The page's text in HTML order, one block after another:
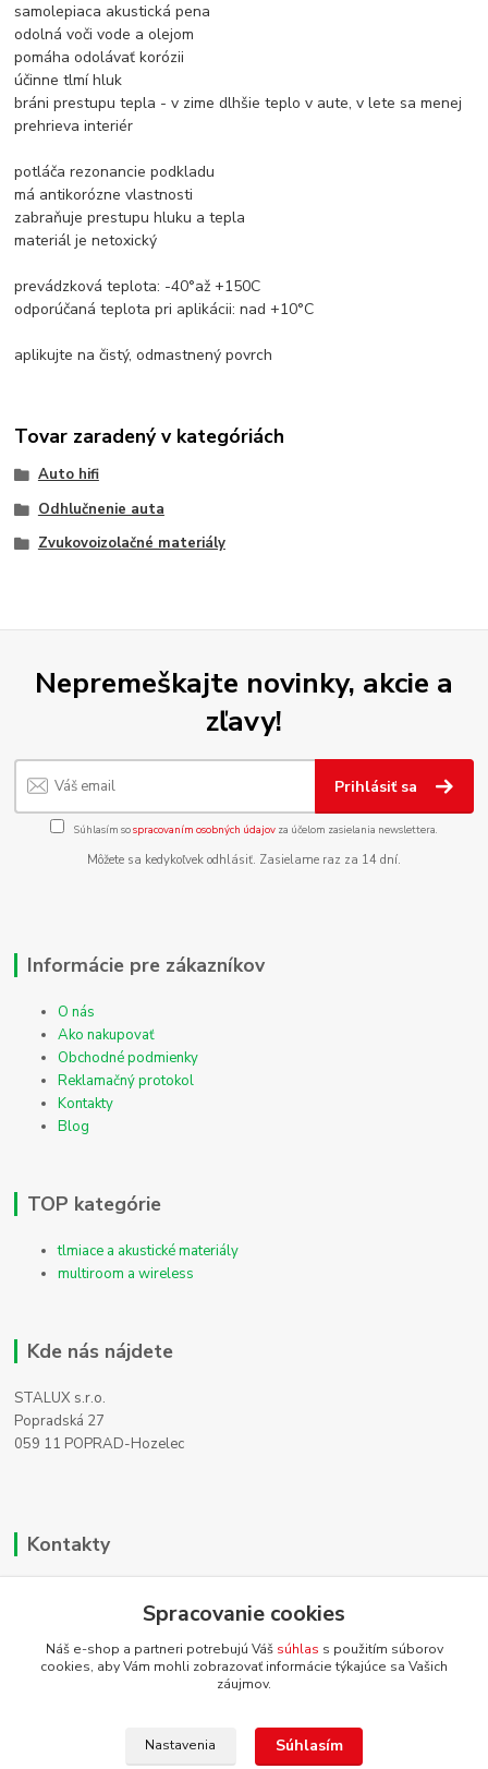
samolepiaca akustická pena
odolná voči vode a olejom
pomáha odolávať korózii
účinne tlmí hluk
bráni prestupu tepla - v zime dlhšie teplo v aute, v lete sa menej
prehrieva interiér
potláča rezonancie podkladu
má antikorózne vlastnosti
zabraňuje prestupu hluku a tepla
materiál je netoxický
prevádzková teplota: -40°až +150C
odporúčaná teplota pri aplikácii: nad +10°C
aplikujte na čistý, odmastnený povrch
Tovar zaradený v kategóriách
Auto hifi
Odhlučnenie auta
Zvukovoizolačné materiály
Nepremeškajte novinky, akcie a
zľavy!
Prihlásiť sa
Súhlasím sospracovaním osobných údajov za účelom zasielania newslettera.
Môžete sa kedykoľvek odhlásiť. Zasielame raz za 14 dní.
Informácie pre zákazníkov
O nás
Ako nakupovať
Obchodné podmienky
Reklamačný protokol
Kontakty
Blog
TOP kategórie
tlmiace a akustické materiály
multiroom a wireless
Kde nás nájdete
STALUX s.r.o.
Popradská 27
059 11 POPRAD-Hozelec
Kontakty
+421 911 990 200
info@homehifi.sk
Spracovanie cookies
Náš e-shop a partneri potrebujú Váš súhlas s použitím súborov
cookies, aby Vám mohli zobrazovať informácie týkajúce sa Vašich
záujmov.
Nastavenia Súhlasím